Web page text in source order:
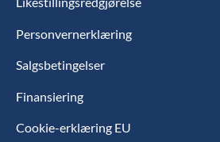
Personvernerklæring
Salgsbetingelser
Finansiering
Cookie-erklæring EU